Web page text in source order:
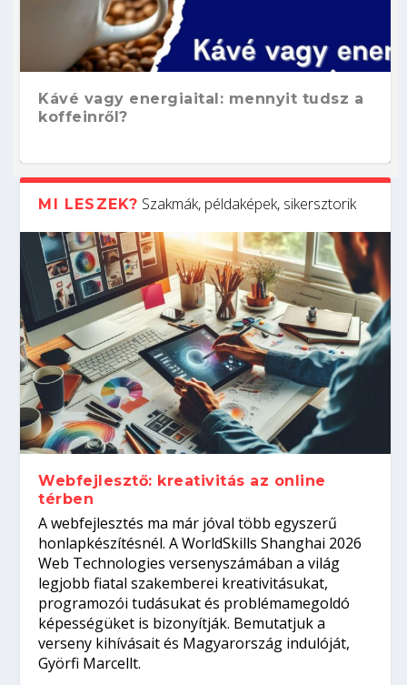
Kávé vagy energiaital: mennyit tudsz a
koffeinről?
Hogyan készíts ATS-barát önéletrajzot?
Így növelheted az esélyedet az
állásinterjúra...
Kitalálod, mire használják ezeket a
gépeket?
Nem sikerült az egyetemi felvételi?
Tanulj szakmát!
Szoftverfejlesztő: verseny kódban –
amikor néhány sor program dönti el a
világversenyt...
MI LESZEK? Szakmák, példaképek, sikersztorik
Webfejlesztő: kreativitás az online
térben
A webfejlesztés ma már jóval több egyszerű
honlapkészítésnél. A WorldSkills Shanghai 2026
Web Technologies versenyszámában a világ
legjobb fiatal szakemberei kreativitásukat,
programozói tudásukat és problémamegoldó
képességüket is bizonyítják. Bemutatjuk a
verseny kihívásait és Magyarország indulóját,
Györfi Marcellt.